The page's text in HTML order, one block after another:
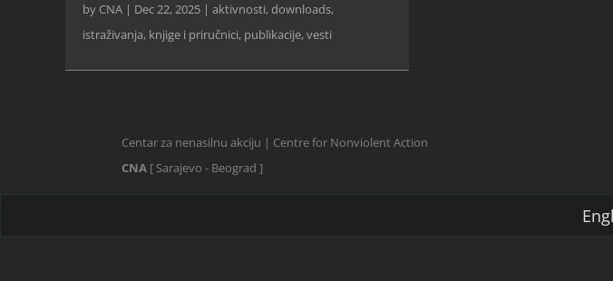
by CNA | Dec 22, 2025 | aktivnosti,downloads,
istraživanja, knjige i priručnici, publikacije,vesti
Centar za nenasilnu akciju | Centre for Nonviolent Action
CNA [ Sarajevo - Beograd ]